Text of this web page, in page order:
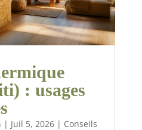
: usages
| Juil 5, 2026| Conseils